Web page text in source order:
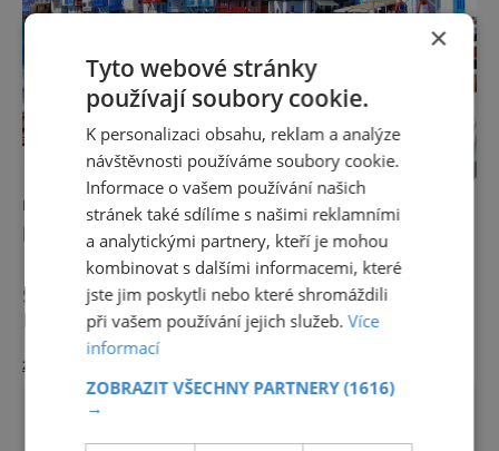
DOVOLENÁ V ZAHRANIČÍ
KRÁSY HELÉNSKÝCH OSTROVŮ
Řekové měli štěstí, o kterém si my
Středoevropané můžeme nechat jen zdát.
Nejenže mají moře a slunce, ale ještě je
jejich pevnina obklopena ostrovy, které jsou
úplně stvořené k natáčení pohádek. Které
z nich vám mohou učarovat nejvíc?
Zakynthos Ostrov na západě Řecka kdysi
Benátčané nazvali Květem východu, a
zobrazit více >>
×
Tyto webové stránky
používají soubory cookie.
K personalizaci obsahu, reklam a analýze
návštěvnosti používáme soubory cookie.
Informace o vašem používání našich
stránek také sdílíme s našimi reklamními
a analytickými partnery, kteří je mohou
kombinovat s dalšími informacemi, které
jste jim poskytli nebo které shromáždili
při vašem používání jejich služeb.Více
informací
ZOBRAZIT VŠECHNY PARTNERY(1616)
→